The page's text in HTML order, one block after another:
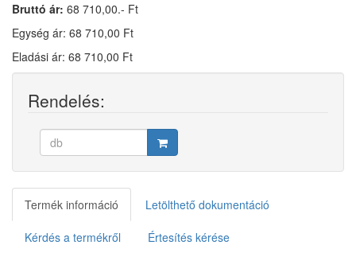
Bruttó ár: 68 710,00.- Ft
Egység ár: 68 710,00 Ft
Eladási ár: 68 710,00 Ft
Rendelés:
Termék információ Letölthető dokumentáció
Kérdés a termékről
Értesítés kérése